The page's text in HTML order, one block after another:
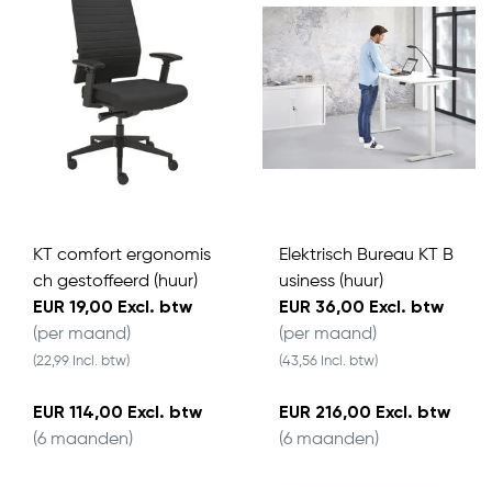
KT comfort ergonomis
ch gestoffeerd (huur)
EUR 19,00 Excl. btw
(per maand)
(22,99 Incl. btw)
EUR 114,00 Excl. btw
(6 maanden)
Elektrisch Bureau KT B
usiness (huur)
EUR 36,00 Excl. btw
(per maand)
(43,56 Incl. btw)
EUR 216,00 Excl. btw
(6 maanden)